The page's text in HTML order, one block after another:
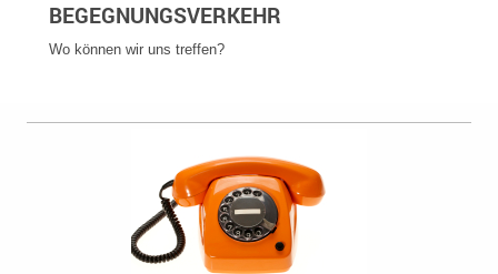
BEGEGNUNGSVERKEHR
Wo können wir uns treffen?